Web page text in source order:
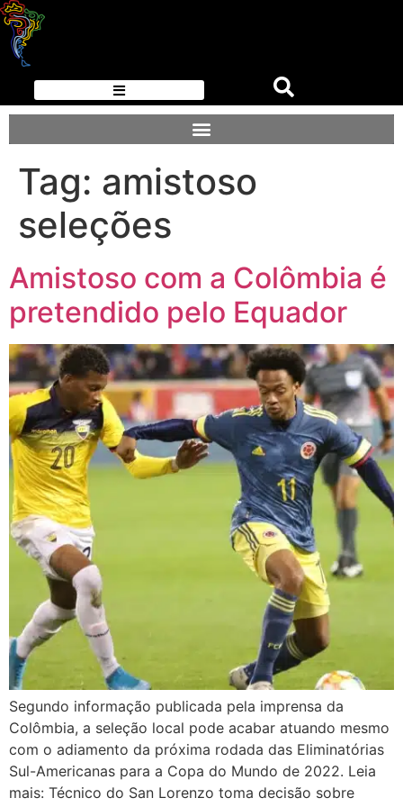
Tag: amistoso
seleções
Amistoso com a Colômbia é
pretendido pelo Equador
Segundo informação publicada pela imprensa da
Colômbia, a seleção local pode acabar atuando mesmo
com o adiamento da próxima rodada das Eliminatórias
Sul-Americanas para a Copa do Mundo de 2022. Leia
mais: Técnico do San Lorenzo toma decisão sobre